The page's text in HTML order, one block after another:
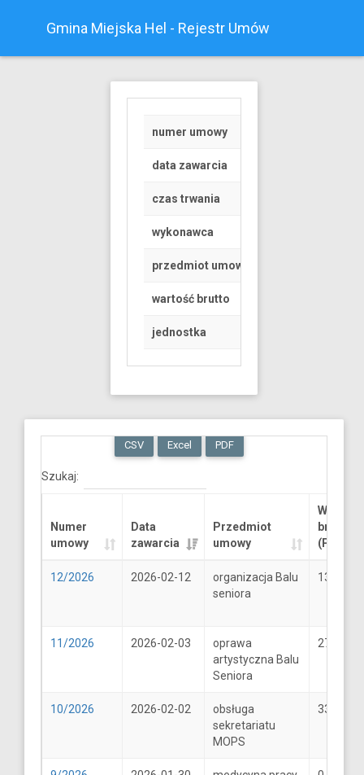
Gmina Miejska Hel - Rejestr Umów
numer umowy
data zawarcia
czas trwania
wykonawca
przedmiot umowy
wartość brutto
jednostka
CSV Excel PDF
Szukaj:
Numer
umowy
Data
zawarcia
Przedmiot
umowy
Wartość
brutto
(PLN)
12/2026 2026-02-12
organizacja Balu
seniora
13289.6
11/2026 2026-02-03
oprawa
artystyczna Balu
Seniora
2706
10/2026 2026-02-02
obsługa
sekretariatu
MOPS
33